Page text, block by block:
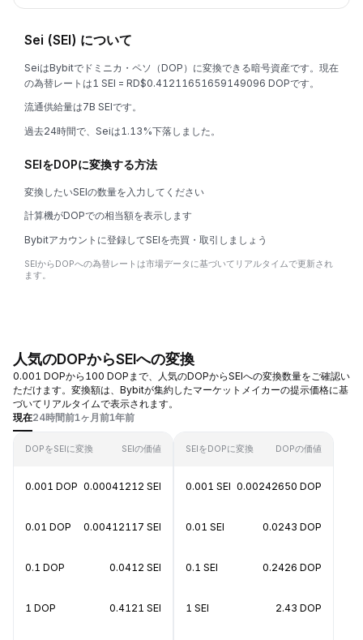
Sei (SEI) について
SeiはBybitでドミニカ・ペソ（DOP）に変換できる暗号資産です。現在
の為替レートは1 SEI = RD$0.41211651659149096 DOPです。
流通供給量は7B SEIです。
過去24時間で、Seiは1.13%下落しました。
SEIをDOPに変換する方法
変換したいSEIの数量を入力してください
計算機がDOPでの相当額を表示します
Bybitアカウントに登録してSEIを売買・取引しましょう
SEIからDOPへの為替レートは市場データに基づいてリアルタイムで更新され
ます。
人気のDOPからSEIへの変換
0.001 DOPから100 DOPまで、人気のDOPからSEIへの変換数量をご確認い
ただけます。変換額は、Bybitが集約したマーケットメイカーの提示価格に基
づいてリアルタイムで表示されます。
現在24時間前1ヶ月前1年前
DOPをSEIに変換 SEIの価値
0.001 DOP 0.00041212 SEI
0.01 DOP 0.00412117 SEI
0.1 DOP 0.0412 SEI
1 DOP 0.4121 SEI
SEIをDOPに変換 DOPの価値
0.001 SEI 0.00242650 DOP
0.01 SEI 0.0243 DOP
0.1 SEI 0.2426 DOP
1 SEI 2.43 DOP